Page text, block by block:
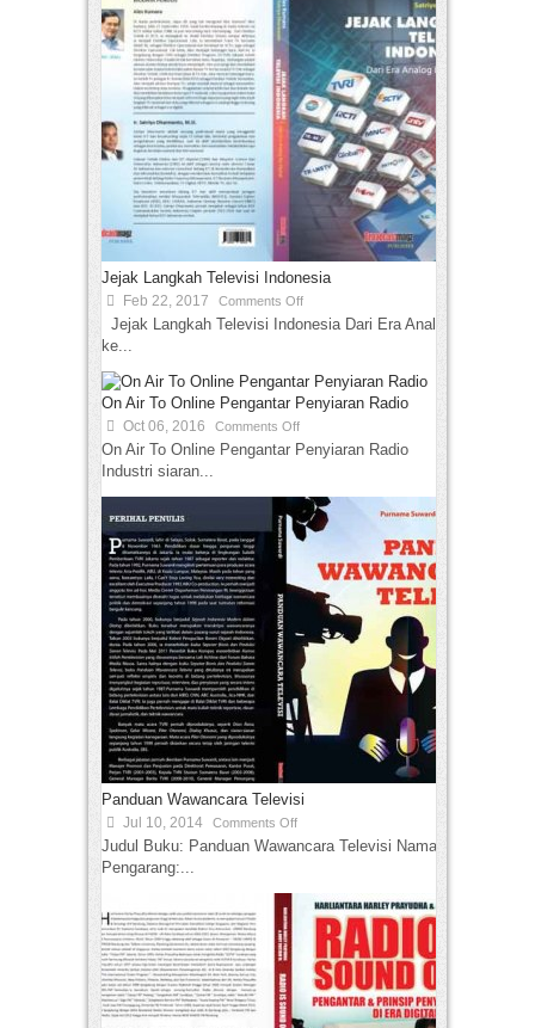
Jejak Langkah Televisi Indonesia
Feb 22, 2017 Comments Off
Jejak Langkah Televisi Indonesia Dari Era Analog
ke...
On Air To Online Pengantar Penyiaran Radio
Oct 06, 2016 Comments Off
On Air To Online Pengantar Penyiaran Radio
Industri siaran...
Panduan Wawancara Televisi
Jul 10, 2014 Comments Off
Judul Buku: Panduan Wawancara Televisi Nama
Pengarang:...